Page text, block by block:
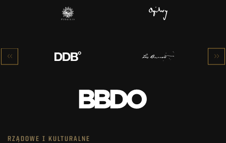
RZĄDOWE I KULTURALNE